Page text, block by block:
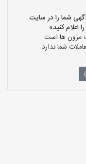
شما را در سایت
مزون ها است
شما ندارد.